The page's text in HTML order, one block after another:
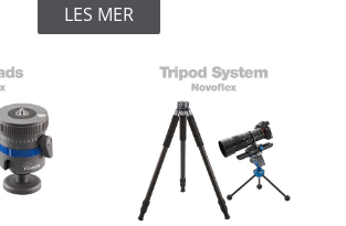
LES MER